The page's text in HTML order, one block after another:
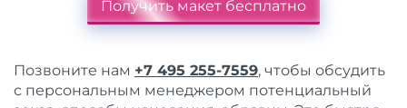
Получить макет бесплатно
Позвоните нам +7 495 255-7559, чтобы обсудить
с персональным менеджером потенциальный